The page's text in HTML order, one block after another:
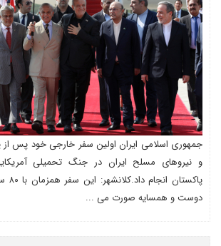
جمهوری اسلامی ایران اولین سفر خارجی خود پس از
و نیروهای مسلح ایران در جنگ تحمیلی
دوست و همسایه صورت می ...